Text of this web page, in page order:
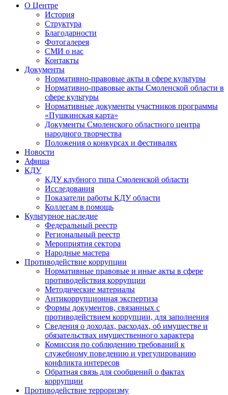
О Центре
История
Структура
Благодарности
Фотогалерея
СМИ о нас
Контакты
Документы
Нормативно-правовые акты в сфере культуры
Нормативно-правовые акты Смоленской области в
сфере культуры
Нормативные документы участников программы
«Пушкинская карта»
Документы Смоленского областного центра
народного творчества
Положения о конкурсах и фестивалях
Новости
Афиша
КДУ
КДУ клубного типа Смоленской области
Исследования
Показатели работы КДУ области
Коллегам в помощь
Культурное наследие
Федеральный реестр
Региональный реестр
Мероприятия сектора
Народные мастера
Противодействие коррупции
Нормативные правовые и иные акты в сфере
противодействия коррупции
Методические материалы
Антикоррупционная экспертиза
Формы документов, связанных с
противодействием коррупции, для заполнения
Сведения о доходах, расходах, об имуществе и
обязательствах имущественного характера
Комиссия по соблюдению требований к
служебному поведению и урегулированию
конфликта интересов
Обратная связь для сообщений о фактах
коррупции
Противодействие терроризму